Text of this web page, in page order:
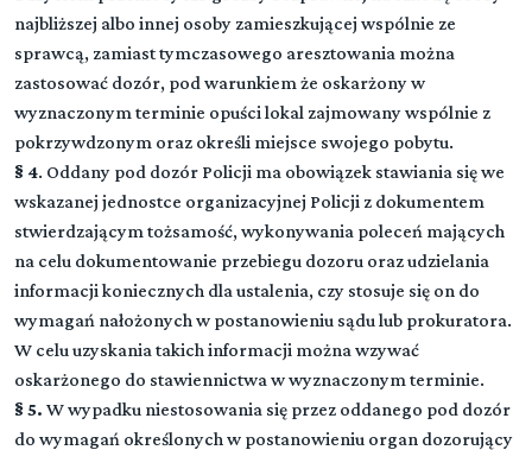
najbliższej albo innej osoby zamieszkującej wspólnie ze
sprawcą, zamiast tymczasowego aresztowania można
zastosować dozór, pod warunkiem że oskarżony w
wyznaczonym terminie opuści lokal zajmowany wspólnie z
pokrzywdzonym oraz określi miejsce swojego pobytu.
§ 4. Oddany pod dozór Policji ma obowiązek stawiania się we
wskazanej jednostce organizacyjnej Policji z dokumentem
stwierdzającym tożsamość, wykonywania poleceń mających
na celu dokumentowanie przebiegu dozoru oraz udzielania
informacji koniecznych dla ustalenia, czy stosuje się on do
wymagań nałożonych w postanowieniu sądu lub prokuratora.
W celu uzyskania takich informacji można wzywać
oskarżonego do stawiennictwa w wyznaczonym terminie.
§ 5. W wypadku niestosowania się przez oddanego pod dozór
do wymagań określonych w postanowieniu organ dozorujący